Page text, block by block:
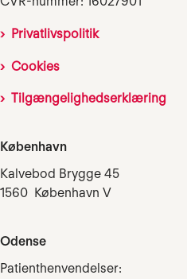
Privatlivspolitik
Cookies
Tilgængelighedserklæring
København
Kalvebod Brygge 45
1560 København V
Odense
Patienthenvendelser: